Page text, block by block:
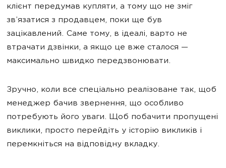
клієнт передумав купляти, а тому що не зміг
зв’язатися з продавцем, поки ще був
зацікавлений. Саме тому, в ідеалі, варто не
втрачати дзвінки, а якщо це вже сталося —
максимально швидко передзвонювати.
Зручно, коли все спеціально реалізоване так, щоб
менеджер бачив звернення, що особливо
потребують його уваги. Щоб побачити пропущені
виклики, просто перейдіть у історію викликів і
перемкніться на відповідну вкладку.